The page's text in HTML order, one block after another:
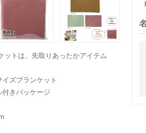
ットは、先取りあったかアイテム
ズブランケット
きパッケージ